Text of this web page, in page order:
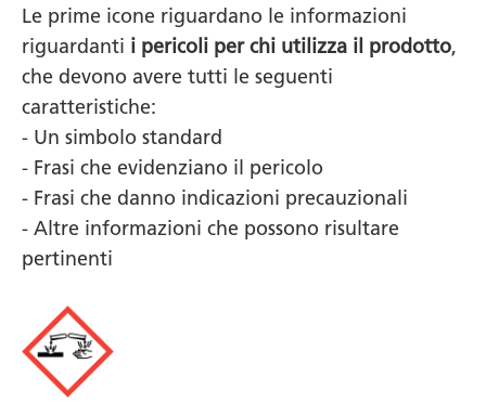
Le prime icone riguardano le informazioni
riguardanti i pericoli per chi utilizza il prodotto,
che devono avere tutti le seguenti
caratteristiche:
- Un simbolo standard
- Frasi che evidenziano il pericolo
- Frasi che danno indicazioni precauzionali
- Altre informazioni che possono risultare
pertinenti